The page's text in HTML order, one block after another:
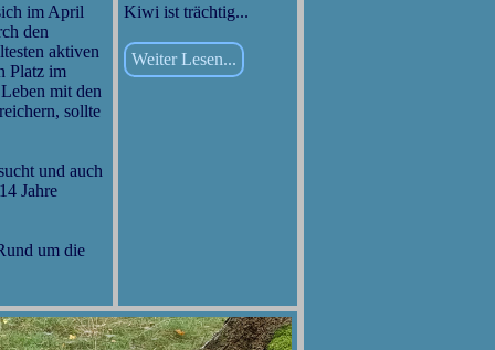
im April
den
aktiven
Platz im
mit den
sollte
und auch
Jahre
um die
Kiwi ist trächtig...
Weiter Lesen...